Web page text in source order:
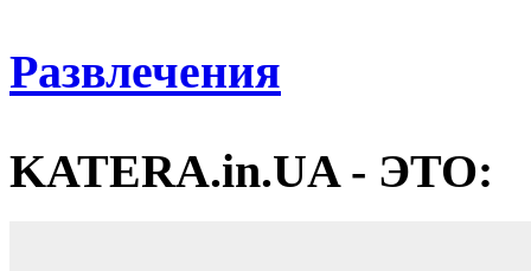
Развлечения
KATERA.in.UA - ЭТО: